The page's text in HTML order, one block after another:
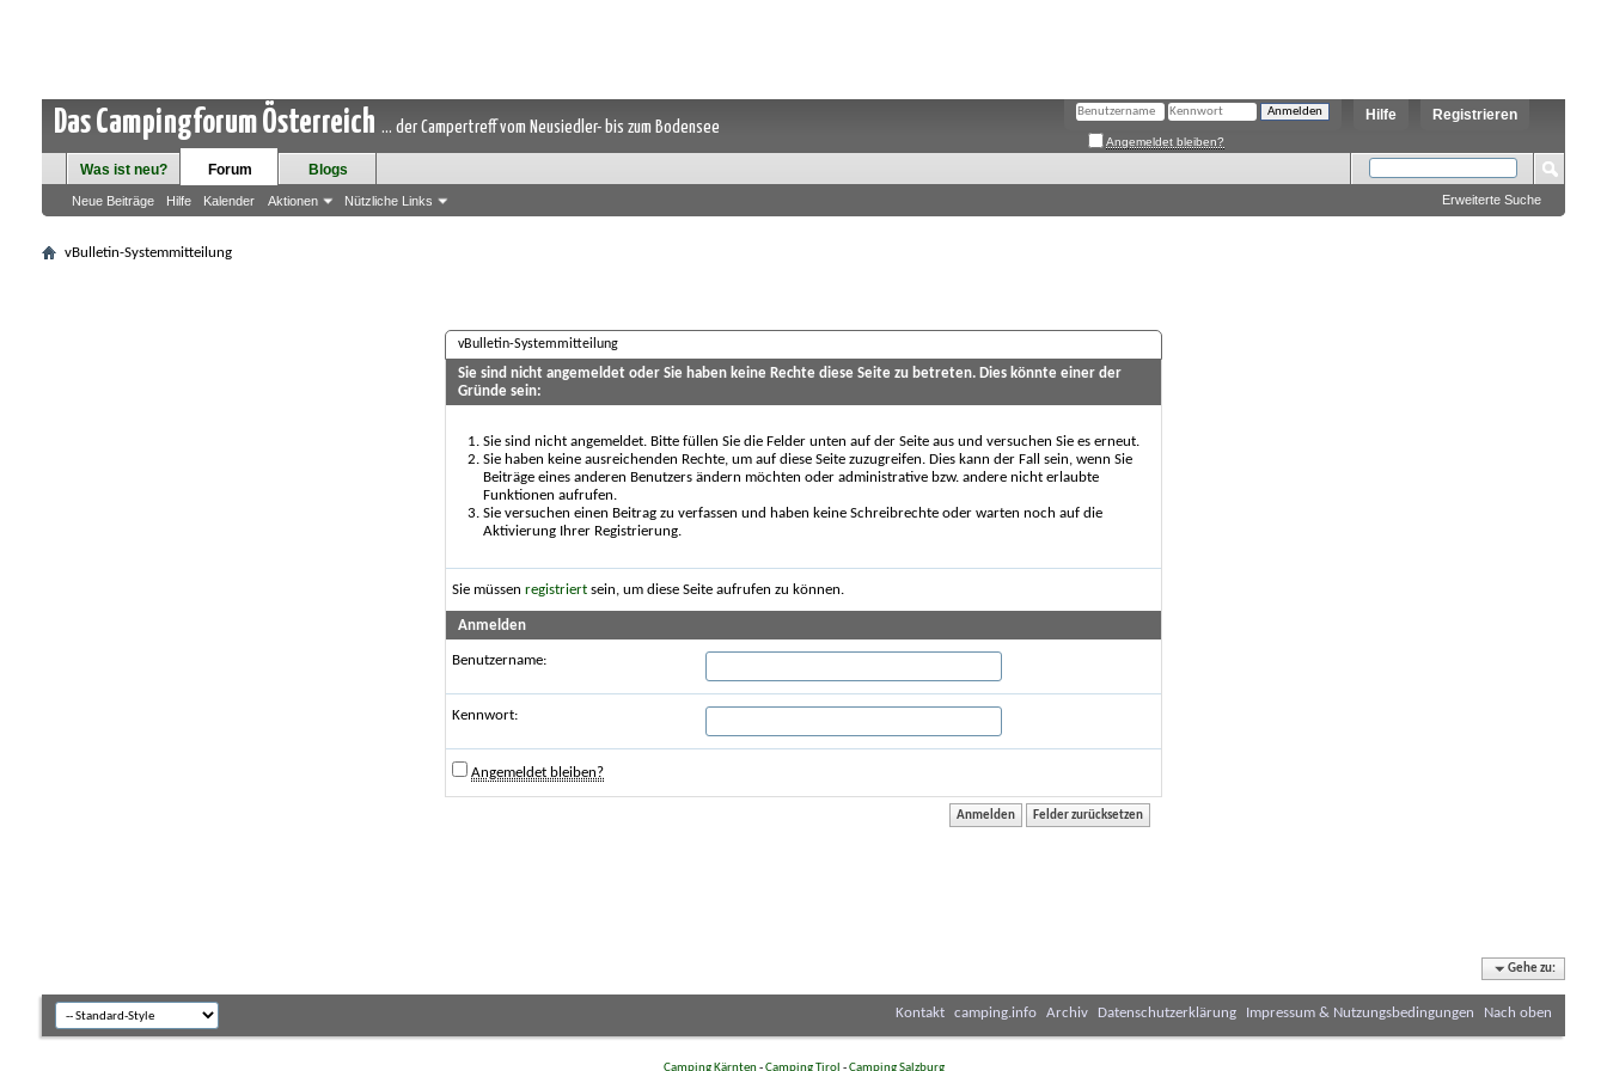
Das Campingforum Österreich ... der Campertreff vom Neusiedler- bis zum Bodensee
Registrieren
Hilfe
Angemeldet bleiben?
Was ist neu? Forum
Neue Beiträge Hilfe Kalender Aktionen Nützliche Links
Blogs
Erweiterte Suche
vBulletin-Systemmitteilung
vBulletin-Systemmitteilung
Sie sind nicht angemeldet oder Sie haben keine Rechte diese Seite zu betreten. Dies könnte einer der
Gründe sein:
Sie sind nicht angemeldet. Bitte füllen Sie die Felder unten auf der Seite aus und versuchen Sie es erneut.
Sie haben keine ausreichenden Rechte, um auf diese Seite zuzugreifen. Dies kann der Fall sein, wenn Sie
Beiträge eines anderen Benutzers ändern möchten oder administrative bzw. andere nicht erlaubte
Funktionen aufrufen.
Sie versuchen einen Beitrag zu verfassen und haben keine Schreibrechte oder warten noch auf die
Aktivierung Ihrer Registrierung.
Sie müssen registriert sein, um diese Seite aufrufen zu können.
Anmelden
Benutzername:
Kennwort:
Angemeldet bleiben?
Gehe zu:
Kontakt camping.info Archiv Datenschutzerklärung Impressum & Nutzungsbedingungen Nach oben
Camping Kärnten-Camping Tirol -Camping Salzburg